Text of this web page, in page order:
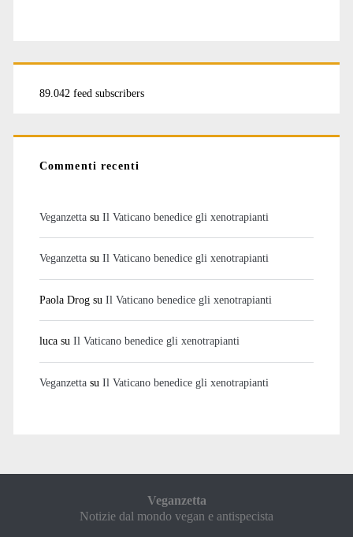
89.042 feed subscribers
Commenti recenti
Veganzettasu Il Vaticano benedice gli xenotrapianti
Veganzettasu Il Vaticano benedice gli xenotrapianti
Paola Drogsu Il Vaticano benedice gli xenotrapianti
lucasu Il Vaticano benedice gli xenotrapianti
Veganzettasu Il Vaticano benedice gli xenotrapianti
Veganzetta
Notizie dal mondo vegan e antispecista